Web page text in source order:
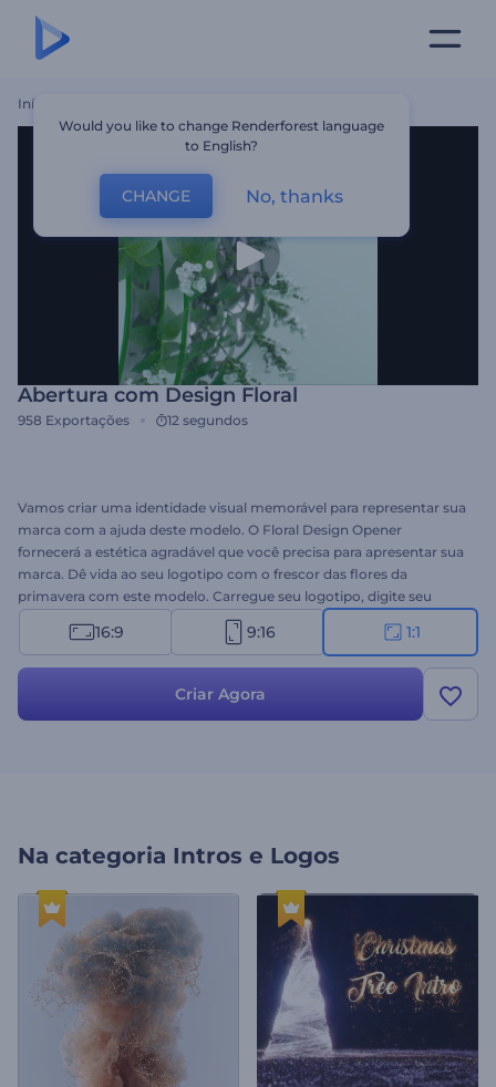
Início
Abertura com Design Floral
958 Exportações 12 segundos
Vamos criar uma identidade visual memorável para representar sua
marca com a ajuda deste modelo. O Floral Design Opener
fornecerá a estética agradável que você precisa para apresentar sua
marca. Dê vida ao seu logotipo com o frescor das flores da
primavera com este modelo. Carregue seu logotipo, digite seu
slogan e aguarde alguns minutos para obter sua
logotipoprofissional que vale a pena admirar. Perfeito para
apresentações de empresas de planejamento de casamentos e
muito mais. Experimente agora mesmo!
16:9 9:16 1:1
Criar Agora
Na categoria Intros e Logos
Would you like to change Renderforest language
to English?
CHANGE No, thanks